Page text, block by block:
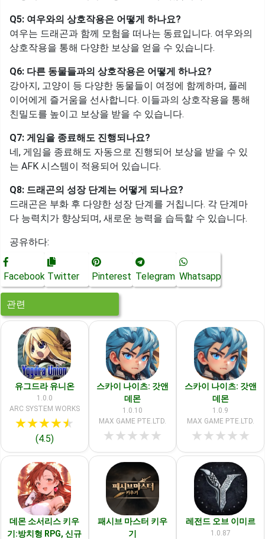
Q5: 여우와의 상호작용은 어떻게 하나요?
여우는 드래곤과 함께 모험을 떠나는 동료입니다. 여우와의
상호작용을 통해 다양한 보상을 얻을 수 있습니다.​
Q6: 다른 동물들과의 상호작용은 어떻게 하나요?
강아지, 고양이 등 다양한 동물들이 여정에 함께하며, 플레
이어에게 즐거움을 선사합니다. 이들과의 상호작용을 통해
친밀도를 높이고 보상을 받을 수 있습니다.
Q7: 게임을 종료해도 진행되나요?
네, 게임을 종료해도 자동으로 진행되어 보상을 받을 수 있
는 AFK 시스템이 적용되어 있습니다.​
Q8: 드래곤의 성장 단계는 어떻게 되나요?
드래곤은 부화 후 다양한 성장 단계를 거칩니다. 각 단계마
다 능력치가 향상되며, 새로운 능력을 습득할 수 있습니다.
공유하다:
Facebook Twitter Pinterest Telegram Whatsapp
관련
유그드라 유니온
1.0.0
ARC SYSTEM WORKS
★★★★★
(4.5)
스카이 나이츠: 갓앤
데몬
1.0.10
MAX GAME PTE.LTD.
★★★★★
스카이 나이츠: 갓앤
데몬
1.0.9
MAX GAME PTE.LTD.
★★★★★
데몬 소서리스 키우
기:방치형 RPG, 신규
패시브 마스터 키우
기
레전드 오브 이미르
1.0.87